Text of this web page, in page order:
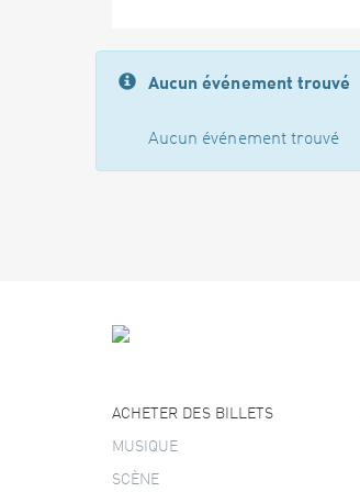
Aucun événement trouvé
Aucun événement trouvé
ACHETER DES BILLETS
MUSIQUE
SCÈNE